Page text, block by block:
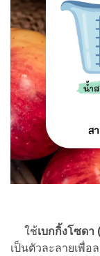
ใช้เบกกิ้งโซดา
เป็นตัวละลายเพื่อ